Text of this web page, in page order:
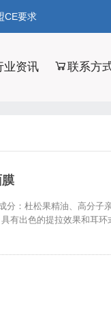
CE要求
业资讯 联系方
：杜松果精油、高分子
有出色的提拉效果和耳环